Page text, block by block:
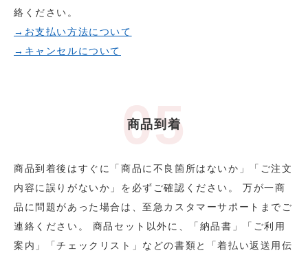
絡ください。
→お支払い方法について
→キャンセルについて
商品到着
商品到着後はすぐに「商品に不良箇所はないか」「ご注文
内容に誤りがないか」を必ずご確認ください。 万が一商
品に問題があった場合は、至急カスタマーサポートまでご
連絡ください。 商品セット以外に、「納品書」「ご利用
案内」「チェックリスト」などの書類と「着払い返送用伝